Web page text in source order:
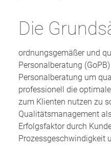
Die
ordnungsgemäßer und
Personalberatung
Personalberatung um
professionell die
zum Klienten nutzen zu
Qualitätsmanagement
Erfolgsfaktor durch
Prozessgeschwindigkeit